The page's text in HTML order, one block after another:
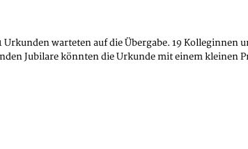
warteten auf die Übergabe. 19 Kolleginnen
Jubilare könnten die Urkunde mit einem kleinen